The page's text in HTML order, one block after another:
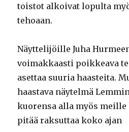
toistot alkoivat lopulta
tehoaan.
Näyttelijöille Juha
voimakkaasti poikkeava
asettaa suuria haasteita.
haastava näytelmä
kuorensa alla myös
pitää raksuttaa koko ajan